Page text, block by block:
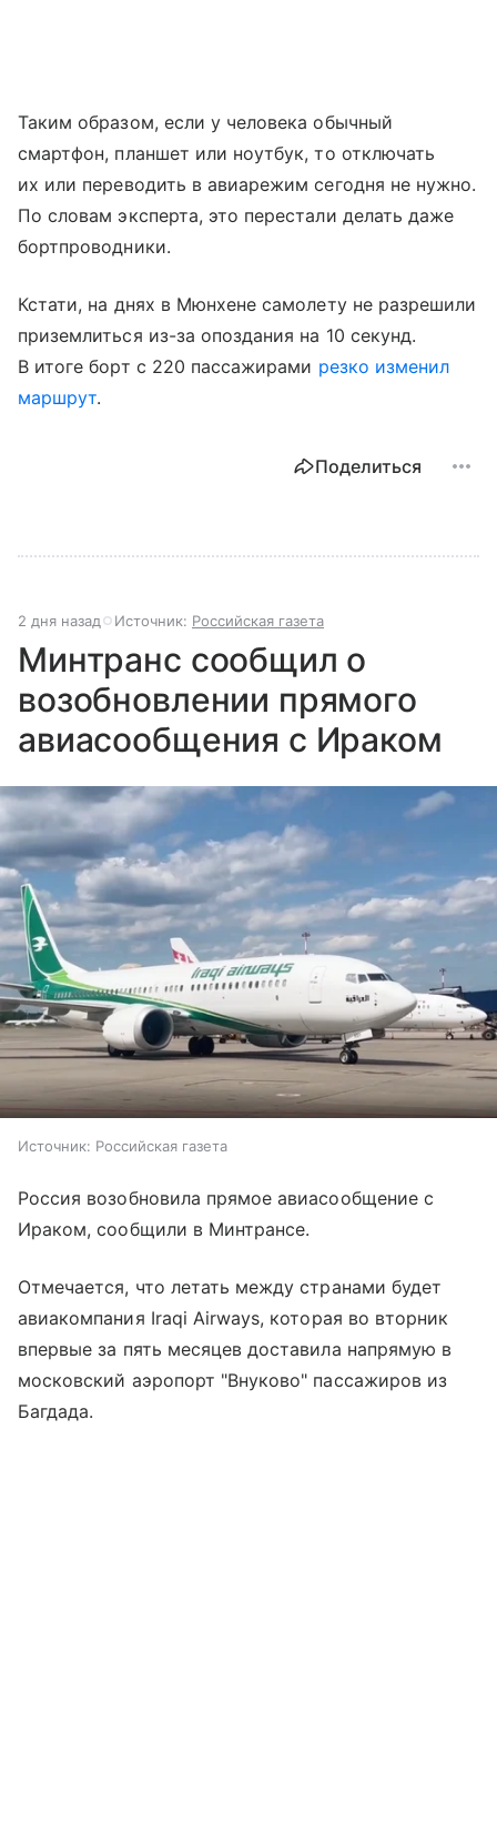
Таким образом, если у человека обычный
смартфон, планшет или ноутбук, то отключать
их или переводить в авиарежим сегодня не нужно.
По словам эксперта, это перестали делать даже
бортпроводники.
Кстати, на днях в Мюнхене самолету не разрешили
приземлиться из-за опоздания на 10 секунд.
В итоге борт с 220 пассажирами резко изменил
маршрут.
Поделиться
2 дня назад Источник: Российская газета
Минтранс сообщил о
возобновлении прямого
авиасообщения с Ираком
Источник: Российская газета
Россия возобновила прямое авиасообщение с
Ираком, сообщили в Минтрансе.
Отмечается, что летать между странами будет
авиакомпания Iraqi Airways, которая во вторник
впервые за пять месяцев доставила напрямую в
московский аэропорт "Внуково" пассажиров из
Багдада.